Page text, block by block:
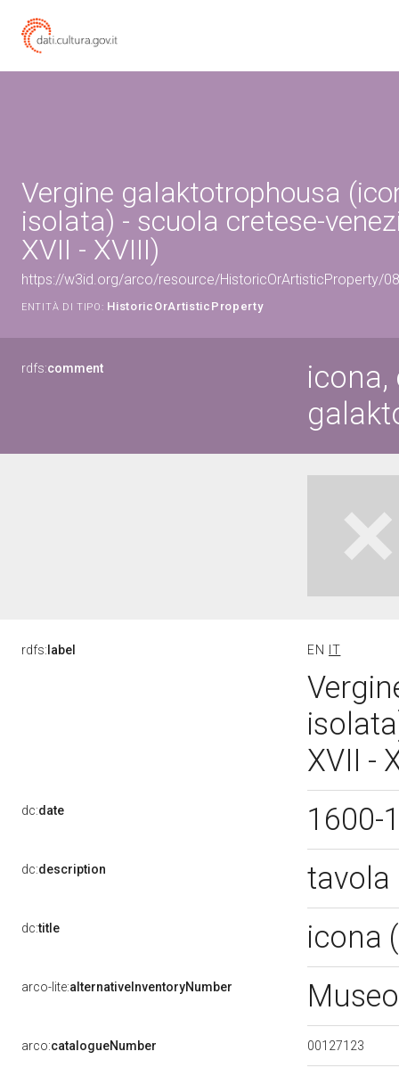
Vergine galaktotrophousa
isolata) - scuola cretese-
XVII - XVIII)
https://w3id.org/arco/resource/HistoricOrArtisticProperty/
ENTITÀ DI TIPO: HistoricOrArtisticProperty
rdfs:comment
icona,
rdfs: label EN IT
XVII -
dc:date 1600-
dc:description
dc:title icona
arco-lite:alternativeInventoryNumber
arco:catalogueNumber 00127123